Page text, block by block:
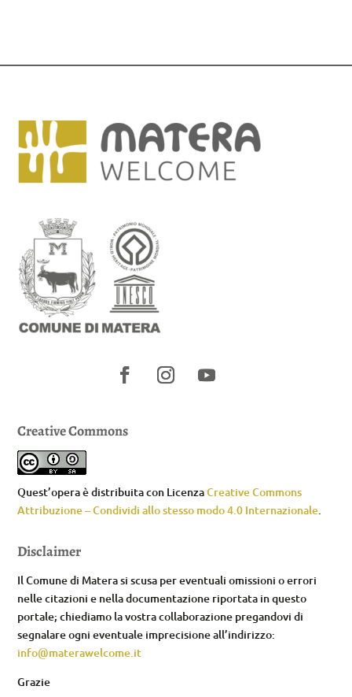
Creative Commons
Quest’opera è distribuita con LicenzaCreative Commons
Attribuzione – Condividi allo stesso modo 4.0 Internazionale.
Disclaimer
Il Comune di Matera si scusa per eventuali omissioni o errori
nelle citazioni e nella documentazione riportata in questo
portale; chiediamo la vostra collaborazione pregandovi di
segnalare ogni eventuale imprecisione all’indirizzo:
info@materawelcome.it
Grazie